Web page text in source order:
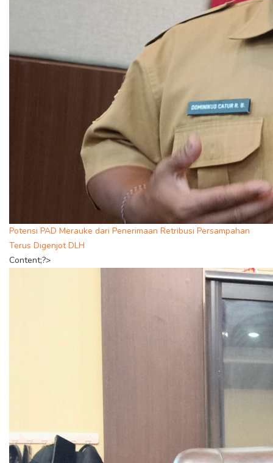
Potensi PAD Merauke dari Penerimaan Retribusi Persampahan
Terus Digenjot DLH
Content;?>